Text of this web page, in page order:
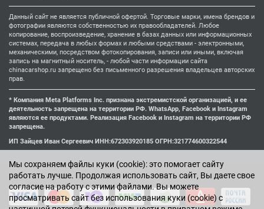
Мы cохраняем файлы куки (cookie): это помогает сайту
работать лучше. Продолжая использовать сайт, Вы даете свое
согласие на работу с этими файлами. Вы можете
просматривать сайт без использования куки (cookie) с
Данный сайт не является публичной офертой. Торговые марки, имена брендов и
фотографии являются собственностью их правообладателей. Любое
копирование, воспроизведение, хранение в базах данных или информационных
системах, передача в любых формах и любыми средствами - электронными,
механическими, посредством фотокопирования, записи или иными, включая
запись на магнитный носитель, - любой части информации сайта
chinacarshop.ru запрещено без письменного разрешения владельцев авторских
прав.
* Компания Meta Platforms Inc. признана экстремистской организацией, и ее
деятельность запрещена на территории РФ. WhatsApp, Facebook и Instagram
являются ее продуктами. Реализация Facebook и Instagram на территории РФ
запрещена.
ИП Зайцев Иван Сергеевич ИНН:672303920185 ОГРН:321774600322544